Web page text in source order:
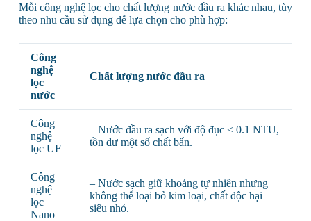
Mỗi công nghệ lọc cho chất lượng nước đầu ra khác nhau, tùy
theo nhu cầu sử dụng để lựa chọn cho phù hợp:
Công
nghệ
lọc
nước
Chất lượng nước đầu ra
Công
nghệ
lọc UF
– Nước đầu ra sạch với độ đục < 0.1 NTU,
tồn dư một số chất bẩn.
Công
nghệ
lọc
Nano
– Nước sạch giữ khoáng tự nhiên nhưng
không thể loại bỏ kim loại, chất độc hại
siêu nhỏ.